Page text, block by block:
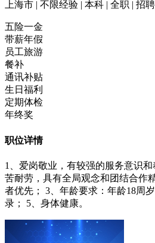
上海市 | 不限经验 | 本科 | 全职 | 招聘
五险一金
带薪年假
员工旅游
餐补
通讯补贴
生日福利
定期体检
年终奖
职位详情
1、爱岗敬业，有较强的服务意识
苦耐劳，具有全局观念和团结合作
者优先； 3、年龄要求：年龄18周
录； 5、身体健康。